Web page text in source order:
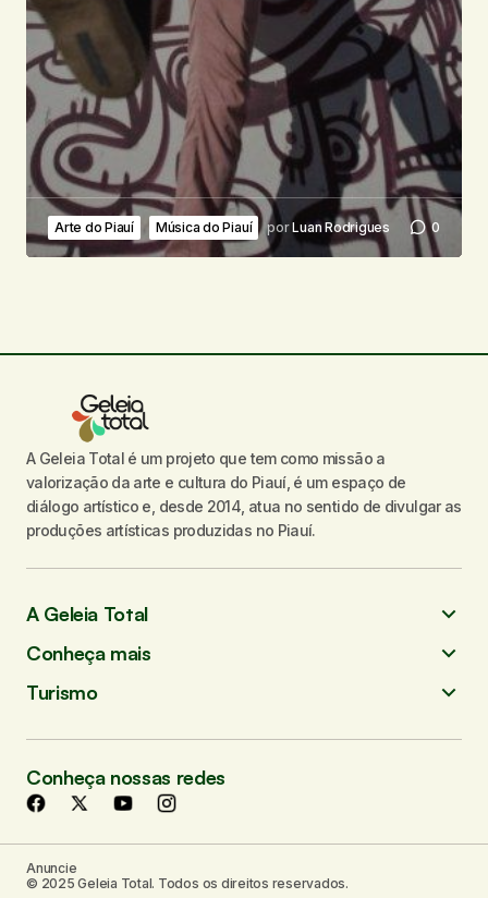
Arte do Piauí Música do Piauí porLuan Rodrigues 0
A Geleia Total é um projeto que tem como missão a
valorização da arte e cultura do Piauí, é um espaço de
diálogo artístico e, desde 2014, atua no sentido de divulgar as
produções artísticas produzidas no Piauí.
A Geleia Total
Conheça mais
Turismo
Conheça nossas redes
Anuncie
© 2025 Geleia Total. Todos os direitos reservados.